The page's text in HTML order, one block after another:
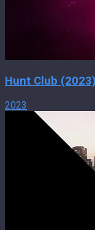
Hunt Club (2023)
2023